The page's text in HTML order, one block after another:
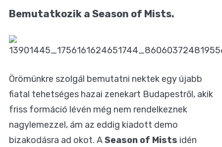
Bemutatkozik a Season of Mists.
Örömünkre szolgál bemutatni nektek egy újabb
fiatal tehetséges hazai zenekart Budapestről, akik
friss formáció lévén még nem rendelkeznek
nagylemezzel, ám az eddig kiadott demo
bizakodásra ad okot. ASeason of Mists idén